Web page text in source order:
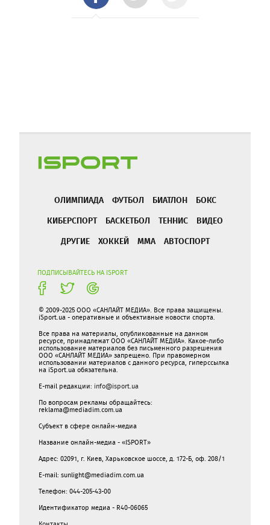
ОЛИМПИАДА ФУТБОЛ БИАТЛОН
БОКС
КИБЕРСПОРТ
БАСКЕТБОЛ ТЕННИС
ВИДЕО
ДРУГИЕ
ХОККЕЙ ММА АВТОСПОРТ
ПОДПИСЫВАЙТЕСЬ НА ISPORT
© 2009-2025 ООО «САНЛАЙТ МЕДИА». Все права защищены.
iSport.ua - оперативные и объективные новости спорта.
Все права на материалы, опубликованные на данном
ресурсе, принадлежат ООО «САНЛАЙТ МЕДИА». Какое-либо
использование материалов без письменного разрешения
ООО «САНЛАЙТ МЕДИА» запрещено. При правомерном
использовании материалов с данного ресурса, гиперссылка
на iSport.ua обязательна.
E-mail редакции: info@isport.ua
По вопросам рекламы обращайтесь:
reklama@mediadim.com.ua
Субъект в сфере онлайн-медиа
Название онлайн-медиа - «ISPORT»
Адрес: 02091, г. Киев, Харьковское шоссе, д. 172-Б, оф. 208/1
E-mail: sunlight@mediadim.com.ua
Телефон: 044-205-43-00
Идентификатор медиа - R40-06065